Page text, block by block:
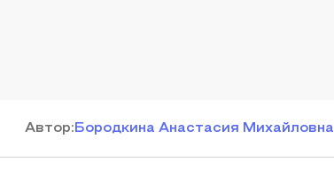
Автор: Бородкина Анастасия Михайловна